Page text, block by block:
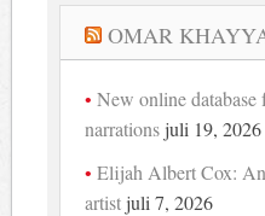
OMAR
New online database
narrations juli 19, 2026
Elijah Albert Cox:
artist juli 7, 2026